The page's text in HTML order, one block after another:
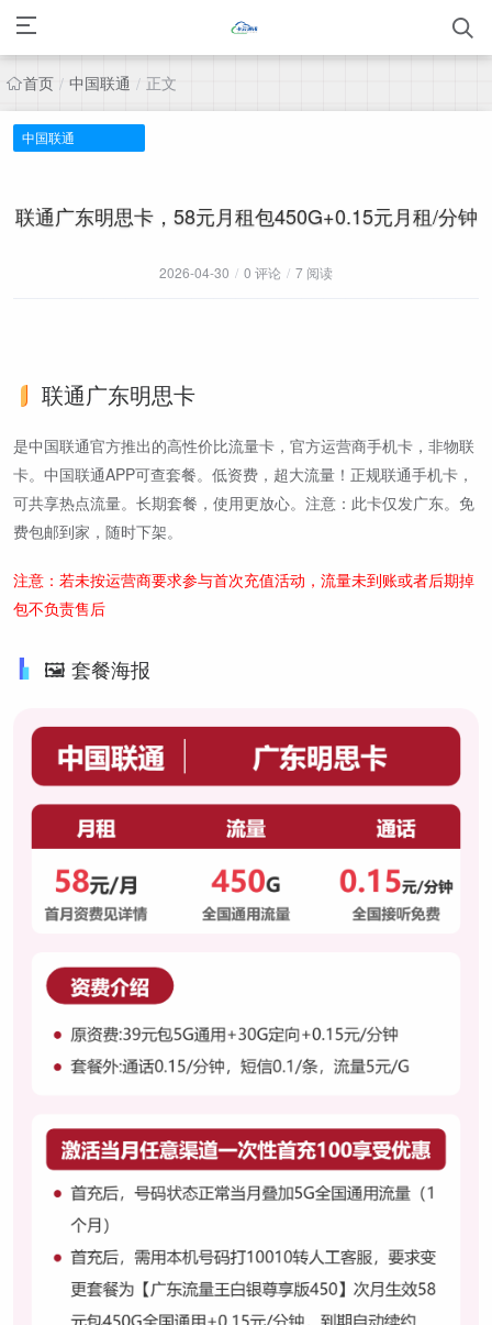
首页 / 中国联通 / 正文
中国联通
联通广东明思卡，58元月租包450G+0.15元月租/分钟
2026-04-30 / 0 评论 / 7 阅读
联通广东明思卡
是中国联通官方推出的高性价比流量卡，官方运营商手机卡，非物联
卡。中国联通APP可查套餐。低资费，超大流量！正规联通手机卡，
可共享热点流量。长期套餐，使用更放心。注意：此卡仅发广东。免
费包邮到家，随时下架。
注意：若未按运营商要求参与首次充值活动，流量未到账或者后期掉
包不负责售后
🖼️ 套餐海报